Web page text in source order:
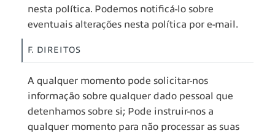
nesta política. Podemos notificá-lo sobre
eventuais alterações nesta política por e-mail.
F. DIREITOS
A qualquer momento pode solicitar-nos
informação sobre qualquer dado pessoal que
detenhamos sobre si; Pode instruir-nos a
qualquer momento para não processar as suas